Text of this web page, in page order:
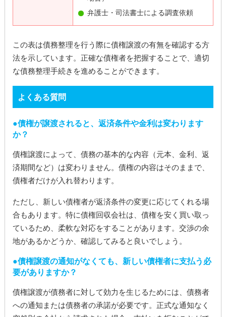
弁護士・司法書士による調査依頼
この表は債務整理を行う際に債権譲渡の有無を確認する方
法を示しています。正確な債権者を把握することで、適切
な債務整理手続きを進めることができます。
よくある質問
債権が譲渡されると、返済条件や金利は変わります
か？
債権譲渡によって、債務の基本的な内容（元本、金利、返
済期間など）は変わりません。債権の内容はそのままで、
債権者だけが入れ替わります。
ただし、新しい債権者が返済条件の変更に応じてくれる場
合もあります。特に債権回収会社は、債権を安く買い取っ
ているため、柔軟な対応をすることがあります。交渉の余
地があるかどうか、確認してみると良いでしょう。
債権譲渡の通知がなくても、新しい債権者に支払う必
要がありますか？
債権譲渡が債務者に対して効力を生じるためには、債務者
への通知または債務者の承諾が必要です。正式な通知なく